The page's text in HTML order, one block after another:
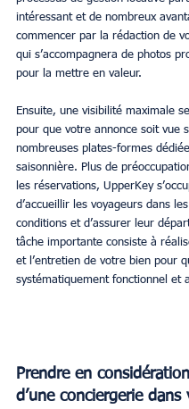
intéressant et de nombreux
commencer par la rédaction de
qui s’accompagnera de photos
pour la mettre en valeur.
Ensuite, une visibilité maximale
pour que votre annonce soit vue
nombreuses plates-formes
saisonnière. Plus de
les réservations, UpperKey
d’accueillir les voyageurs dans
conditions et d’assurer leur
tâche importante consiste à
et l’entretien de votre bien pour
systématiquement fonctionnel et
Prendre en
d’une conciergerie dans